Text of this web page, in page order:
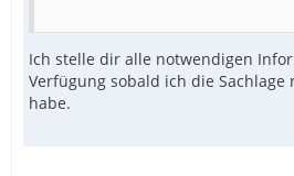
Ich stelle dir alle notwendigen
Verfügung sobald ich die
habe.